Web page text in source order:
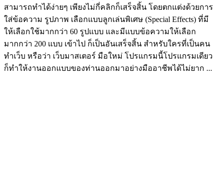
สามารถทำได้ง่ายๆ เพียงไม่กี่คลิกก็เสร็จสิ้น โดยตกแต่งด้วยการ
ใส่ข้อความ รูปภาพ เลือกแบบลูกเล่นพิเศษ (Special Effects) ที่มี
ให้เลือกใช้มากกว่า 60 รูปแบบ และมีแบบข้อความให้เลือก
มากกว่า 200 แบบ เข้าไป ก็เป็นอันเสร็จสิ้น สำหรับใครที่เป็นคน
ทำเว็บ หรือว่า เว็บมาสเตอร์ มือใหม่ โปรแกรมนี้โปรแกรมเดียว
ก็ทำให้งานออกแบบของท่านออกมาอย่างมืออาชีพได้ไม่ยาก ...